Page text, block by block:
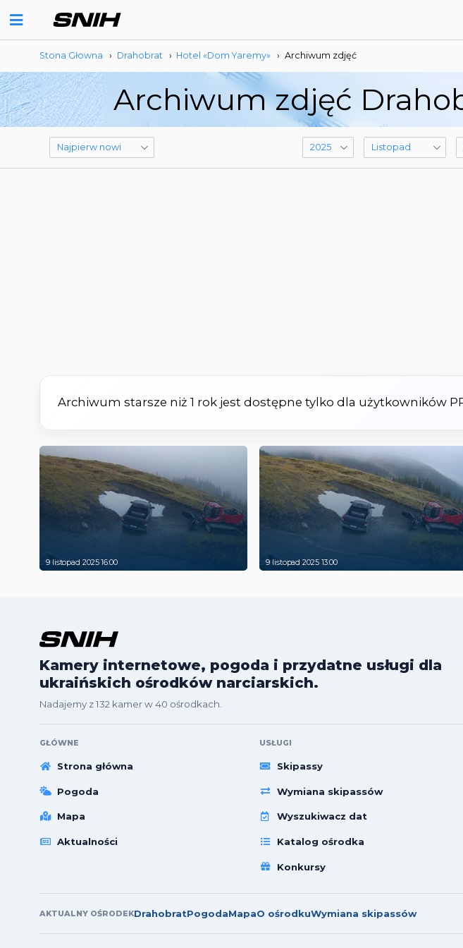
Stona Głowna › Drahobrat › Hotel «Dom Yaremy» › Archiwum zdjęć
Archiwum zdjęć
Archiwum starsze niż 1 rok jest dostępne tylko dla użytkowników
9 listopad 2025 16:00 9 listopad 2025 13:00
Kamery internetowe, pogoda i przydatne usługi dla
ukraińskich ośrodków narciarskich.
Nadajemy z 132 kamer w 40 ośrodkach.
GŁÓWNE
Strona główna
Pogoda
Mapa
Aktualności
USŁUGI
Skipassy
Wymiana skipassów
Wyszukiwacz dat
Katalog ośrodka
Konkursy
AKTUALNY OŚRODEKDrahobratPogodaMapaO ośrodkuWymiana skipassów